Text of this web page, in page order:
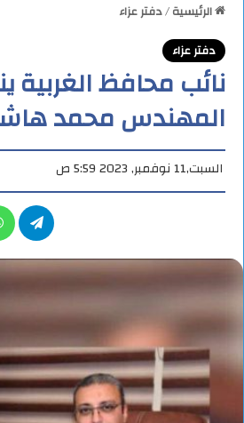
الرئيسية/دفتر عزاء
دفتر عزاء
نائب محافظ الغربية
المهندس محمد
السبت,11 نوفمبر, 2023 5:59 ص